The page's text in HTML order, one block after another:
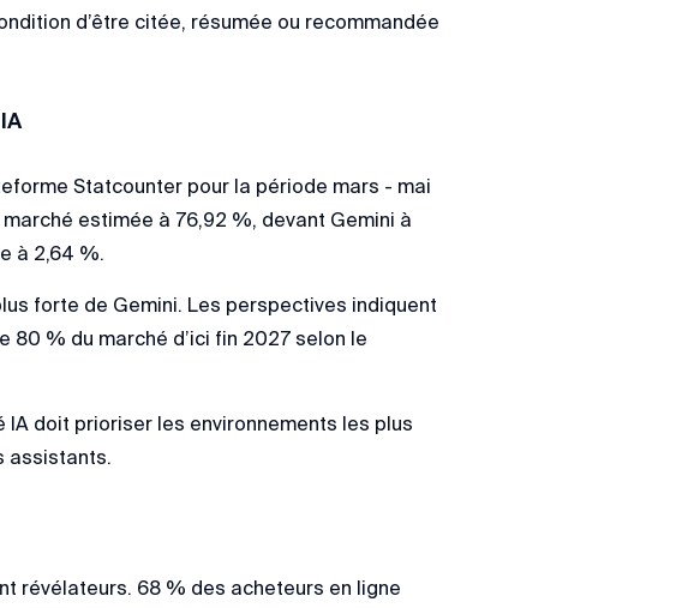
d’être citée, résumée ou recommandée
Statcounter pour la période mars - mai
estimée à 76,92 %, devant Gemini à
à 2,64 %.
forte de Gemini. Les perspectives indiquent
80 % du marché d’ici fin 2027 selon le
doit prioriser les environnements les plus
assistants.
révélateurs. 68 % des acheteurs en ligne